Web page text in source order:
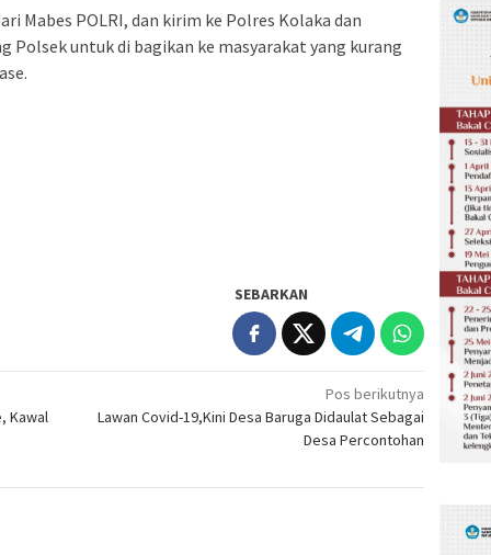
Mabes POLRI, dan kirim ke Polres Kolaka dan
Polsek untuk di bagikan ke masyarakat yang kurang
SEBARKAN
Kawal
Pos berikutnya
Lawan Covid-19,Kini Desa Baruga Didaulat Sebagai
Desa Percontohan